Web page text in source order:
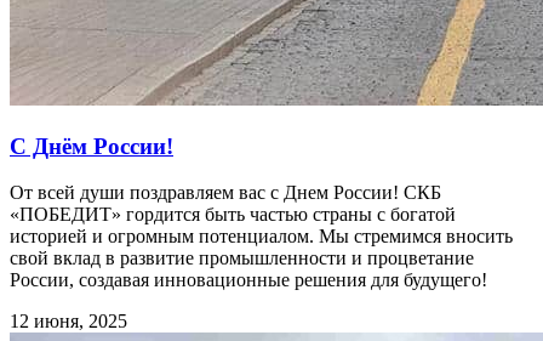
С Днём России!
От всей души поздравляем вас с Днем России! СКБ
«ПОБЕДИТ» гордится быть частью страны с богатой
историей и огромным потенциалом. Мы стремимся вносить
свой вклад в развитие промышленности и процветание
России, создавая инновационные решения для будущего!
12 июня, 2025